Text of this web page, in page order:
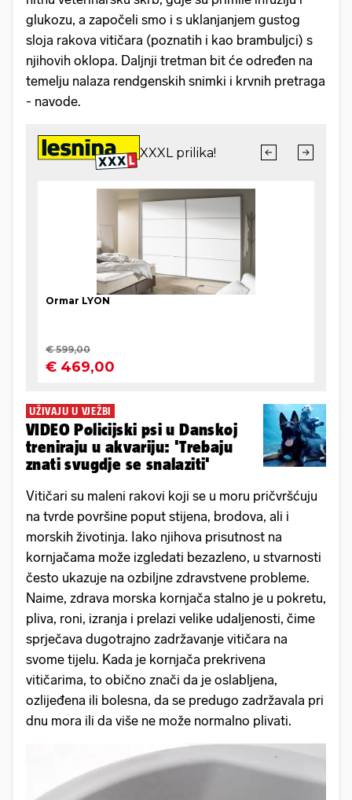
glukozu, a započeli smo i s uklanjanjem gustog
sloja rakova vitičara (poznatih i kao brambuljci) s
njihovih oklopa. Daljnji tretman bit će određen na
temelju nalaza rendgenskih snimki i krvnih pretraga
- navode.
UŽIVAJU U VJEŽBI
VIDEO Policijski psi u Danskoj
treniraju u akvariju: 'Trebaju
znati svugdje se snalaziti'
Vitičari su maleni rakovi koji se u moru pričvršćuju
na tvrde površine poput stijena, brodova, ali i
morskih životinja. Iako njihova prisutnost na
kornjačama može izgledati bezazleno, u stvarnosti
često ukazuje na ozbiljne zdravstvene probleme.
Naime, zdrava morska kornjača stalno je u pokretu,
pliva, roni, izranja i prelazi velike udaljenosti, čime
sprječava dugotrajno zadržavanje vitičara na
svome tijelu. Kada je kornjača prekrivena
vitičarima, to obično znači da je oslabljena,
ozlijeđena ili bolesna, da se predugo zadržavala pri
dnu mora ili da više ne može normalno plivati.